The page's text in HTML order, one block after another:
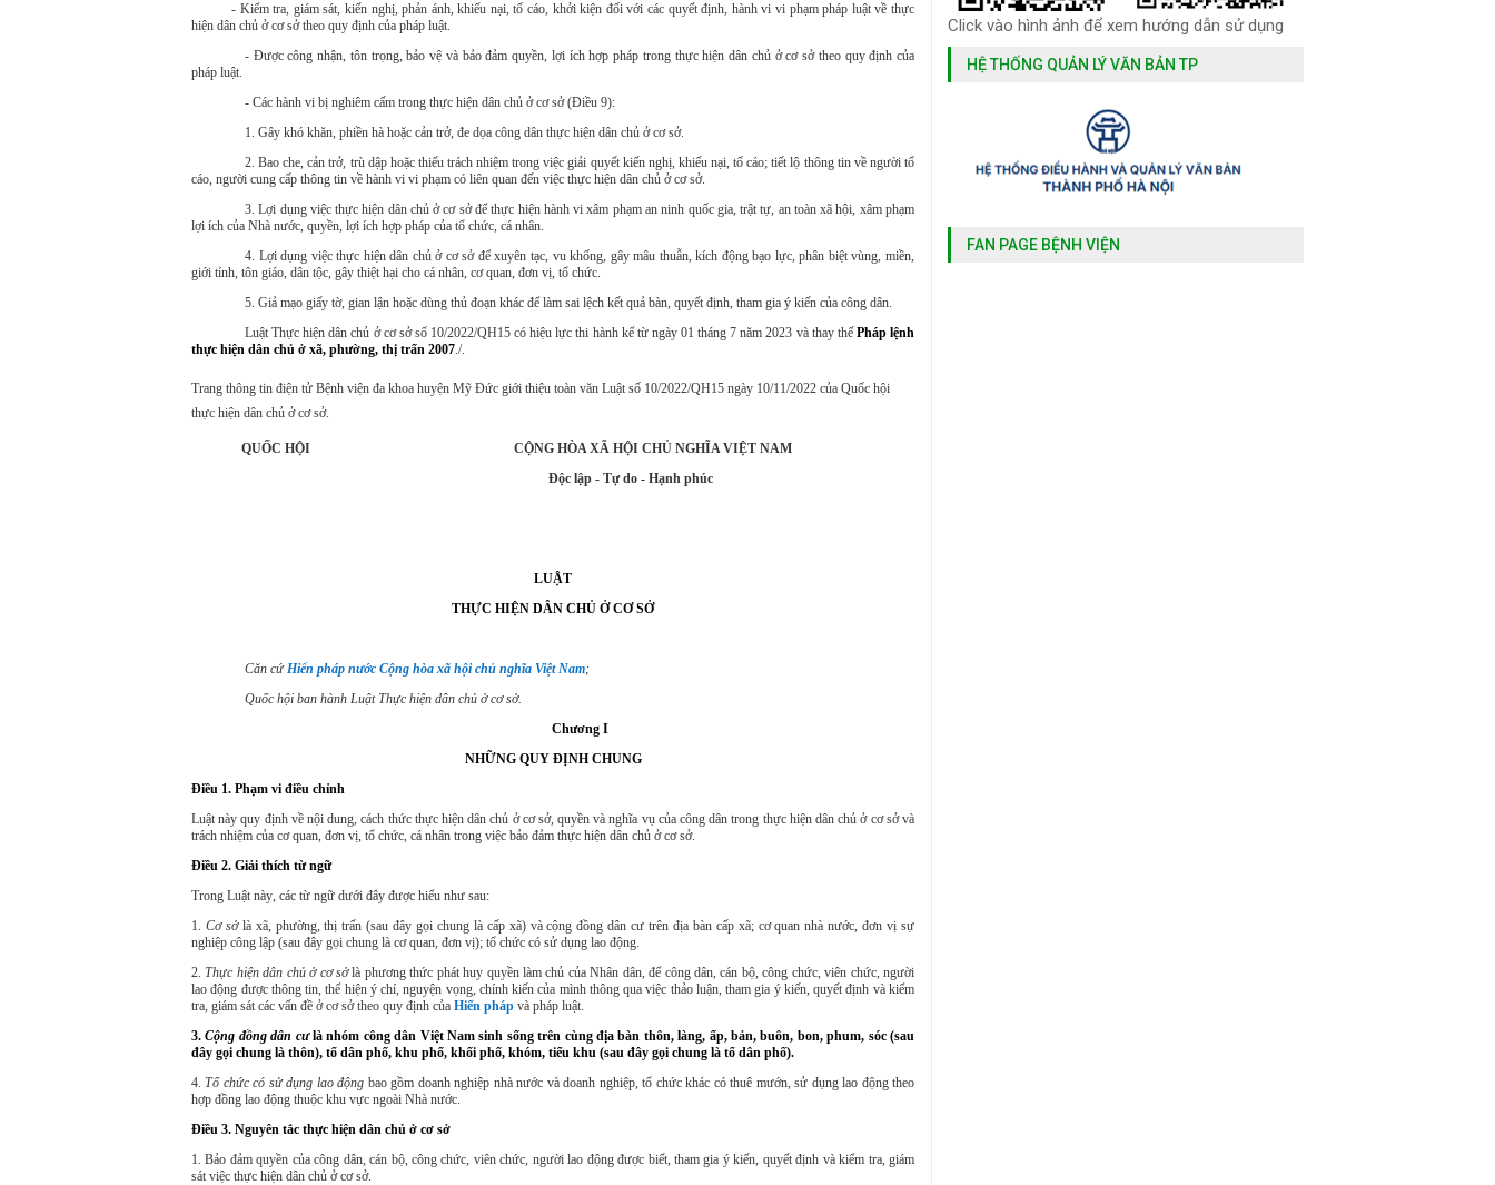
- Kiểm tra, giám sát, kiến nghị, phản ánh, khiếu nại, tố cáo, khởi kiện đối với các quyết định, hành vi vi phạm pháp luật về thực
hiện dân chủ ở cơ sở theo quy định của pháp luật.
- Được công nhận, tôn trọng, bảo vệ và bảo đảm quyền, lợi ích hợp pháp trong thực hiện dân chủ ở cơ sở theo quy định của
pháp luật.
- Các hành vi bị nghiêm cấm trong thực hiện dân chủ ở cơ sở (Điều 9):
1. Gây khó khăn, phiền hà hoặc cản trở, đe dọa công dân thực hiện dân chủ ở cơ sở.
2. Bao che, cản trở, trù dập hoặc thiếu trách nhiệm trong việc giải quyết kiến nghị, khiếu nại, tố cáo; tiết lộ thông tin về người tố
cáo, người cung cấp thông tin về hành vi vi phạm có liên quan đến việc thực hiện dân chủ ở cơ sở.
3. Lợi dụng việc thực hiện dân chủ ở cơ sở để thực hiện hành vi xâm phạm an ninh quốc gia, trật tự, an toàn xã hội, xâm phạm
lợi ích của Nhà nước, quyền, lợi ích hợp pháp của tổ chức, cá nhân.
4. Lợi dụng việc thực hiện dân chủ ở cơ sở để xuyên tạc, vu khống, gây mâu thuẫn, kích động bạo lực, phân biệt vùng, miền,
giới tính, tôn giáo, dân tộc, gây thiệt hại cho cá nhân, cơ quan, đơn vị, tổ chức.
5. Giả mạo giấy tờ, gian lận hoặc dùng thủ đoạn khác để làm sai lệch kết quả bàn, quyết định, tham gia ý kiến của công dân.
Luật Thực hiện dân chủ ở cơ sở số 10/2022/QH15 có hiệu lực thi hành kể từ ngày 01 tháng 7 năm 2023 và thay thế Pháp lệnh
thực hiện dân chủ ở xã, phường, thị trấn 2007./.
Trang thông tin điện tử Bệnh viện đa khoa huyện Mỹ Đức giới thiệu toàn văn Luật số 10/2022/QH15 ngày 10/11/2022 của Quốc hội
thực hiện dân chủ ở cơ sở.
QUỐC HỘI CỘNG HÒA XÃ HỘI CHỦ NGHĨA VIỆT NAM
Độc lập - Tự do - Hạnh phúc
LUẬT
THỰC HIỆN DÂN CHỦ Ở CƠ SỞ
Căn cứHiến pháp nước Cộng hòa xã hội chủ nghĩa Việt Nam;
Quốc hội ban hành Luật Thực hiện dân chủ ở cơ sở.
Chương I
NHỮNG QUY ĐỊNH CHUNG
Điều 1. Phạm vi điều chỉnh
Luật này quy định về nội dung, cách thức thực hiện dân chủ ở cơ sở, quyền và nghĩa vụ của công dân trong thực hiện dân chủ ở cơ sở và
trách nhiệm của cơ quan, đơn vị, tổ chức, cá nhân trong việc bảo đảm thực hiện dân chủ ở cơ sở.
Điều 2. Giải thích từ ngữ
Trong Luật này, các từ ngữ dưới đây được hiểu như sau:
1. Cơ sởlà xã, phường, thị trấn (sau đây gọi chung là cấp xã) và cộng đồng dân cư trên địa bàn cấp xã; cơ quan nhà nước, đơn vị sự
nghiệp công lập (sau đây gọi chung là cơ quan, đơn vị); tổ chức có sử dụng lao động.
2.Thực hiện dân chủ ở cơ sởlà phương thức phát huy quyền làm chủ của Nhân dân, để công dân, cán bộ, công chức, viên chức, người
lao động được thông tin, thể hiện ý chí, nguyện vọng, chính kiến của mình thông qua việc thảo luận, tham gia ý kiến, quyết định và kiểm
tra, giám sát các vấn đề ở cơ sở theo quy định của Hiến pháp và pháp luật.
3.Cộng đồng dân cưlà nhóm công dân Việt Nam sinh sống trên cùng địa bàn thôn, làng, ấp, bản, buôn, bon, phum, sóc (sau
đây gọi chung là thôn), tổ dân phố, khu phố, khối phố, khóm, tiểu khu (sau đây gọi chung là tổ dân phố).
4. Tổ chức có sử dụng lao động bao gồm doanh nghiệp nhà nước và doanh nghiệp, tổ chức khác có thuê mướn, sử dụng lao động theo
hợp đồng lao động thuộc khu vực ngoài Nhà nước.
Điều 3. Nguyên tắc thực hiện dân chủ ở cơ sở
1. Bảo đảm quyền của công dân, cán bộ, công chức, viên chức, người lao động được biết, tham gia ý kiến, quyết định và kiểm tra, giám
sát việc thực hiện dân chủ ở cơ sở.
Click vào hình ảnh để xem hướng dẫn sử dụng
HỆ THỐNG QUẢN LÝ VĂN BẢN TP
FAN PAGE BỆNH VIỆN